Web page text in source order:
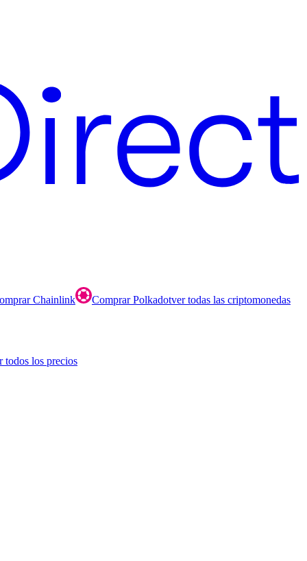
Chainlink Comprar Polkadotver todas las criptomonedas
todos los precios